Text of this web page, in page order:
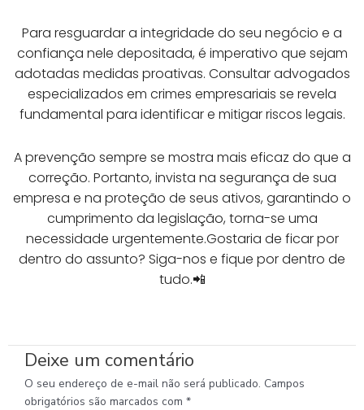
Para resguardar a integridade do seu negócio e a
confiança nele depositada, é imperativo que sejam
adotadas medidas proativas. Consultar advogados
especializados em crimes empresariais se revela
fundamental para identificar e mitigar riscos legais.
A prevenção sempre se mostra mais eficaz do que a
correção. Portanto, invista na segurança de sua
empresa e na proteção de seus ativos, garantindo o
cumprimento da legislação, torna-se uma
necessidade urgentemente.Gostaria de ficar por
dentro do assunto? Siga-nos e fique por dentro de
tudo.📲
Deixe um comentário
O seu endereço de e-mail não será publicado. Campos
obrigatórios são marcados com *